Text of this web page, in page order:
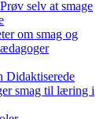
Prøv selv at smage
om smag og
Didaktiserede
smag til læring i